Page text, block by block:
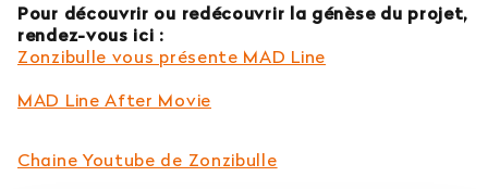
Pour découvrir ou redécouvrir la génèse du projet,
rendez-vous ici :
Zonzibulle vous présente MAD Line
MAD Line After Movie
Chaine Youtube de Zonzibulle